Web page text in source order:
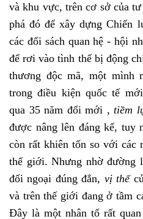
và khu vực, trên cơ sở của
phá đó để xây dựng Chiến
các đối sách quan hệ - hội
để rơi vào tình thế bị động
thương độc mã, một mình
trong điều kiện quốc tế
qua 35 năm đổi mới ,tiềm
được nâng lên đáng kể, tuy
còn rất khiên tốn so với các
thế giới. Nhưng nhờ đường
đối ngoại đúng đắn, vị thế
và trên thế giới đang ở tầm
Đây là một nhân tố rất